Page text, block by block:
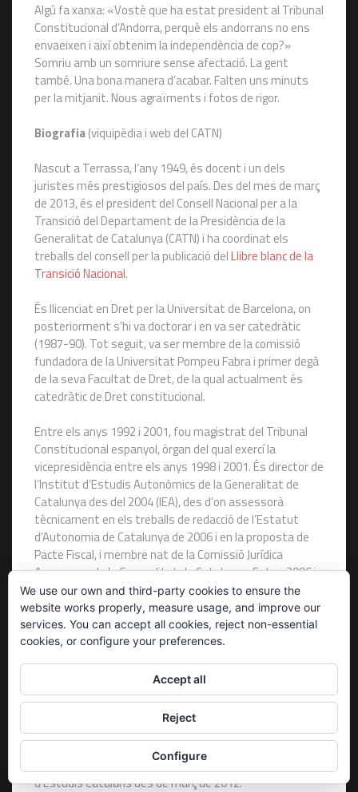
Algú fa xanxa: «Vostè que ha estat president al Tribunal
Constitucional d’Andorra, perquè els andorrans no ens
envaeixen i així obtenim la independència de cop?»
Somriu amb un somriure sense afectació. La gent
també. Una bona manera d’acabar. Falten uns minuts
per la mitjanit. Nous agraïments i fotos de rigor.
Biografia(viquipèdia i web del CATN)
Nascut a Terrassa, l’any 1949, és docent i un dels
juristes més prestigiosos del país. Des del mes de març
de 2013, és el president del Consell Nacional per a la
Transició del Departament de la Presidència de la
Generalitat de Catalunya (CATN) i ha coordinat els
treballs del consell per la publicació delLlibre blanc de la
Transició Nacional.
És llicenciat en Dret per la Universitat de Barcelona, on
posteriorment s’hi va doctorar i en va ser catedràtic
(1987-90). Tot seguit, va ser membre de la comissió
fundadora de la Universitat Pompeu Fabra i primer degà
de la seva Facultat de Dret, de la qual actualment és
catedràtic de Dret constitucional.
Entre els anys 1992 i 2001, fou magistrat del Tribunal
Constitucional espanyol, òrgan del qual exercí la
vicepresidència entre els anys 1998 i 2001. És director de
l’Institut d’Estudis Autonòmics de la Generalitat de
Catalunya des del 2004 (IEA), des d’on assessorà
tècnicament en els treballs de redacció de l’Estatut
d’Autonomia de Catalunya de 2006 i en la proposta de
Pacte Fiscal, i membre nat de la Comissió Jurídica
Assessora de la Generalitat de Catalunya. Entre 2006 i
2014 fou magistrat del Tribunal Constitucional
d’Andorra, per designació del Consell General, del qual en
fou president de 2008 al 2010.
Reconegut jurista especialitzat en l’organització
territorial de l’Estat i la jurisdicció constitucional,
matèries en les quals ha centrat la seva activitat
investigadora i les seves publicacions acadèmiques.
També és membre del Comitè Científic de l’Institute for
Studies on Federalism and Regionalism (EURAC) amb
seu a Bolzano (Itàlia) i membre numerari de l’Institut
d’Estudis Catalans des de març de 2012.
Privadesa i galetes: aquest lloc utilitza galetes. En continuar utilitzant
aquest lloc web, n'accepteu l'ús.
Per a obtenir més informació, inclòs com controlar les galetes, vegeu
We use our own and third-party cookies to ensure the
website works properly, measure usage, and improve our
services. You can accept all cookies, reject non-essential
cookies, or configure your preferences.
Accept all
Reject
Configure